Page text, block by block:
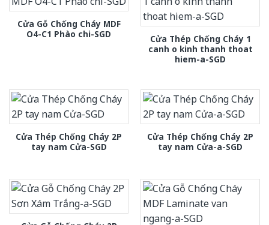
Cửa Gỗ Chống Cháy MDF
O4-C1 Phào chi-SGD
Cửa Thép Chống Cháy 1
canh o kinh thanh thoat
hiem-a-SGD
Cửa Thép Chống Cháy 2P
tay nam Cửa-SGD
Cửa Thép Chống Cháy 2P
tay nam Cửa-a-SGD